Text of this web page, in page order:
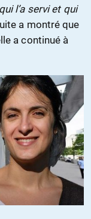
l’a servi et qui
a montré que
a continué à